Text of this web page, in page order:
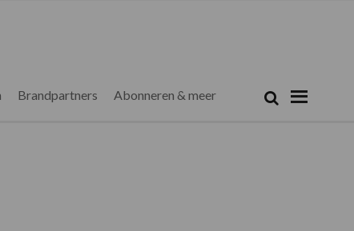
Brandpartners Abonneren & meer Zoek